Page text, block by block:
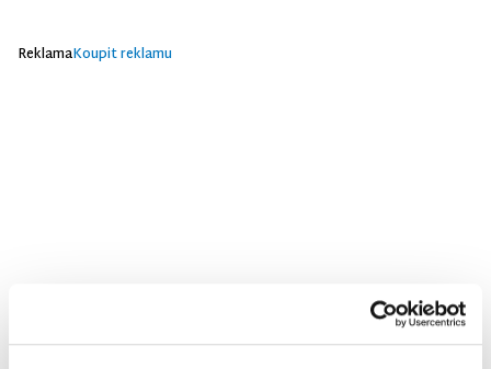
ReklamaKoupit reklamu